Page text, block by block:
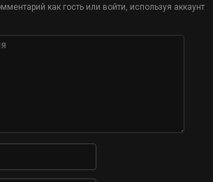
как гость или войти, используя аккаунт